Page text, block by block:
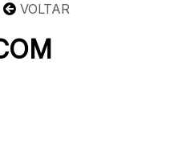
VOLTAR